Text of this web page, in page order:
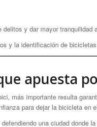
y dar mayor tranquilidad
y la identificación de
apuesta
más importante resulta
para dejar la bicicleta en
una ciudad donde